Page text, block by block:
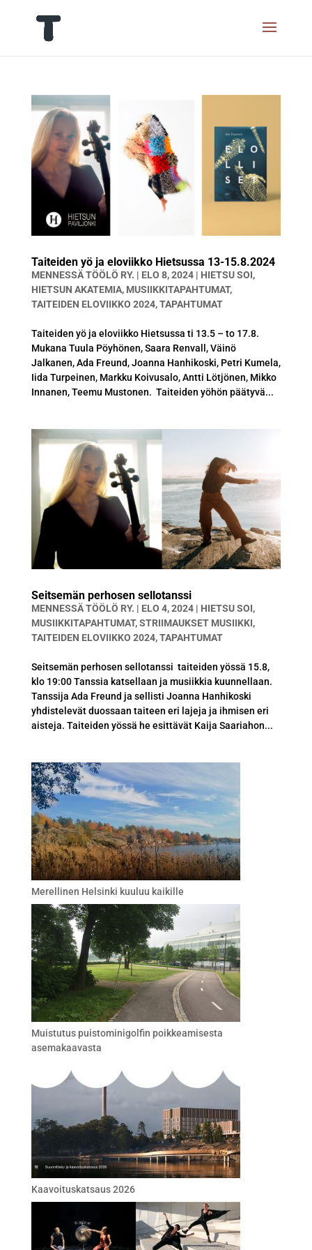
Taiteiden yö ja eloviikko Hietsussa 13-15.8.2024
MENNESSÄTÖÖLÖ RY. | ELO 8, 2024| HIETSU SOI,
HIETSUN AKATEMIA, MUSIIKKITAPAHTUMAT,
TAITEIDEN ELOVIIKKO 2024,TAPAHTUMAT
Taiteiden yö ja eloviikko Hietsussa ti 13.5 – to 17.8.
Mukana Tuula Pöyhönen, Saara Renvall, Väinö
Jalkanen, Ada Freund, Joanna Hanhikoski, Petri Kumela,
Iida Turpeinen, Markku Koivusalo, Antti Lötjönen, Mikko
Innanen, Teemu Mustonen. Taiteiden yöhön päätyvä...
Seitsemän perhosen sellotanssi
MENNESSÄTÖÖLÖ RY. | ELO 4, 2024| HIETSU SOI,
MUSIIKKITAPAHTUMAT,STRIIMAUKSET MUSIIKKI,
TAITEIDEN ELOVIIKKO 2024,TAPAHTUMAT
Seitsemän perhosen sellotanssi taiteiden yössä 15.8,
klo 19:00 Tanssia katsellaan ja musiikkia kuunnellaan.
Tanssija Ada Freund ja sellisti Joanna Hanhikoski
yhdistelevät duossaan taiteen eri lajeja ja ihmisen eri
aisteja. Taiteiden yössä he esittävät Kaija Saariahon...
Merellinen Helsinki kuuluu kaikille
Muistutus puistominigolfin poikkeamisesta
asemakaavasta
Kaavoituskatsaus 2026